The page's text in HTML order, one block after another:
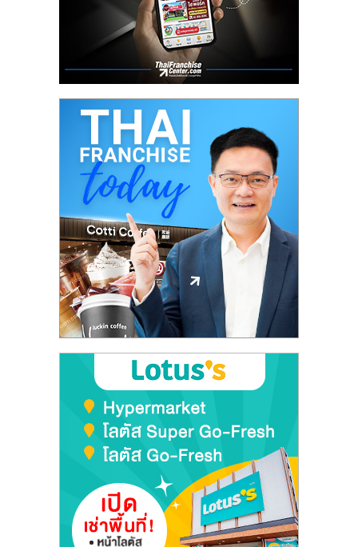
ปรึกษา
ลงทุน
และ
ขยาย
ไชส์,